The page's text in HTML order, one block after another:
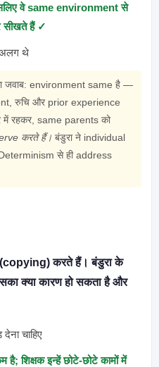
वे same environment से
हैं ✓
अलग थे
जवाब: environment same है —
रुचि और prior experience
में रहकर, same parents को
करते हैं। बंडुरा ने individual
से ही address
(copying) करते हैं। बंडुरा के
क्या कारण हो सकता है और
चाहिए
शिक्षक इन्हें छोटे-छोटे कामों में